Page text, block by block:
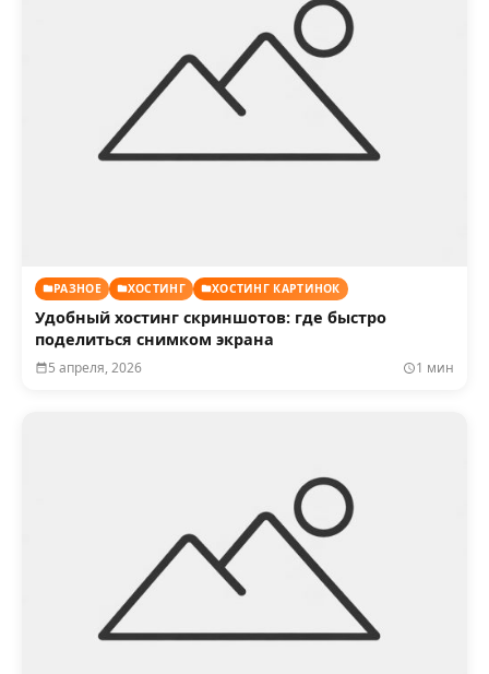
РАЗНОЕ ХОСТИНГ ХОСТИНГ КАРТИНОК
Удобный хостинг скриншотов: где быстро
поделиться снимком экрана
5 апреля, 2026 1 мин